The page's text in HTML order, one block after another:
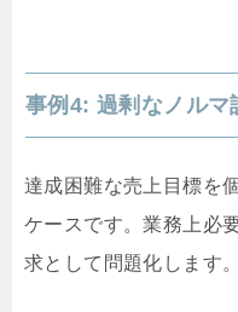
事例4: 過剰なノルマ
達成困難な売上目標を
ケースです。業務上必
求として問題化します。